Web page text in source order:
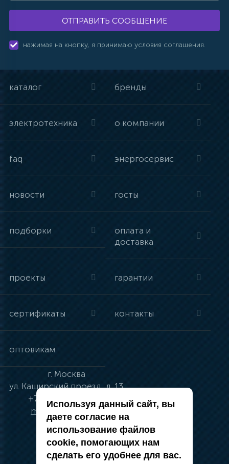
ОТПРАВИТЬ СООБЩЕНИЕ
нажимая на кнопку, я принимаю условия соглашения.
каталог бренды
электротехника о компании
faq энергосервис
новости госты
подборки
оплата и
доставка
проекты гарантии
сертификаты контакты
оптовикам
г. Москва
ул. Каширский проезд, д. 13
+7 (495) 134-41-83
moskva@vincci.ru
политика в отношении обработки
Используя данный сайт, вы
даете согласие на
использование файлов
cookie, помогающих нам
сделать его удобнее для вас.